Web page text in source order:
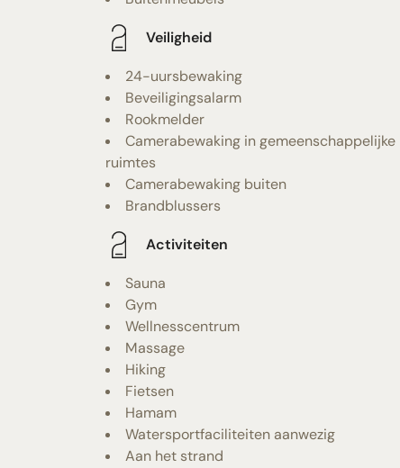
Veiligheid
24-uursbewaking
Beveiligingsalarm
Rookmelder
Camerabewaking in gemeenschappelijke
ruimtes
Camerabewaking buiten
Brandblussers
Activiteiten
Sauna
Gym
Wellnesscentrum
Massage
Hiking
Fietsen
Hamam
Watersportfaciliteiten aanwezig
Aan het strand